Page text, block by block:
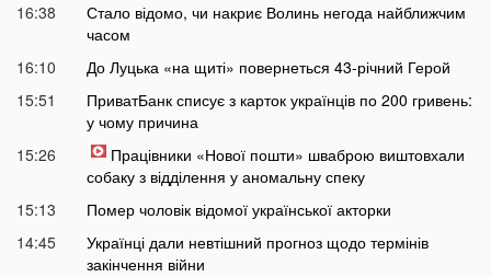
16:38
Стало відомо, чи накриє Волинь негода найближчим
часом
16:10
До Луцька «на щиті» повернеться 43-річний Герой
15:51
ПриватБанк списує з карток українців по 200 гривень:
у чому причина
15:26
Працівники «Нової пошти» шваброю виштовхали
собаку з відділення у аномальну спеку
15:13
Помер чоловік відомої української акторки
14:45
Українці дали невтішний прогноз щодо термінів
закінчення війни